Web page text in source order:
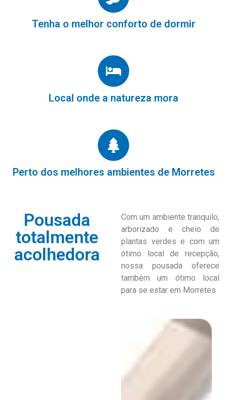
Tenha o melhor conforto de dormir
Local onde a natureza mora
Perto dos melhores ambientes de Morretes
Pousada
totalmente
acolhedora
Com um ambiente tranquilo,
arborizado e cheio de
plantas verdes e com um
ótimo local de recepção,
nossa pousada oferece
também um ótimo local
para se estar em Morretes